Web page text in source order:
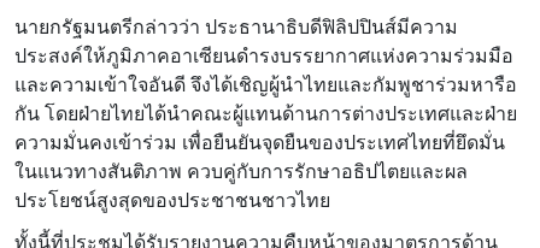
นายกรัฐมนตรีกล่าวว่า ประธานาธิบดีฟิลิปปินส์มีความ
ประสงค์ให้ภูมิภาคอาเซียนดำรงบรรยากาศแห่งความร่วมมือ
และความเข้าใจอันดี จึงได้เชิญผู้นำไทยและกัมพูชาร่วมหารือ
กัน โดยฝ่ายไทยได้นำคณะผู้แทนด้านการต่างประเทศและฝ่าย
ความมั่นคงเข้าร่วม เพื่อยืนยันจุดยืนของประเทศไทยที่ยึดมั่น
ในแนวทางสันติภาพ ควบคู่กับการรักษาอธิปไตยและผล
ประโยชน์สูงสุดของประชาชนชาวไทย
ทั้งนี้ที่ประชุมได้รับรายงานความคืบหน้าของมาตรการด้าน